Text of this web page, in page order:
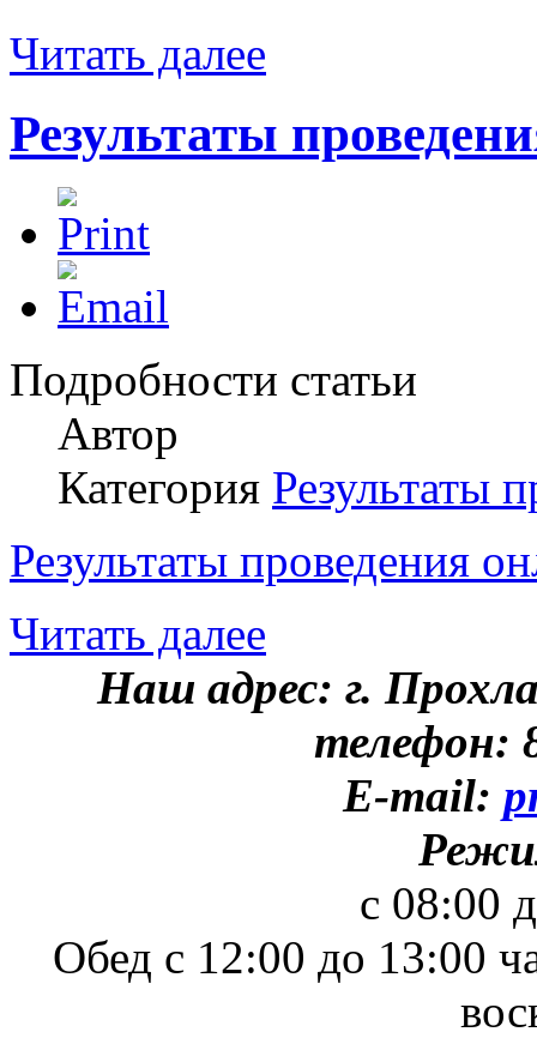
Читать далее
Результаты
Подробности статьи
Автор
Категория Результаты
Результаты проведения
Читать далее
Наш адрес: г.
телефон:
E-mail:
с 08:00
Обед с 12:00 до 13:00